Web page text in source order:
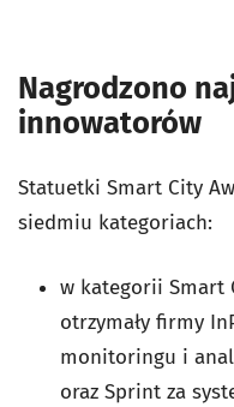
Nagrodzono
innowatorów
Statuetki Smart City
siedmiu kategoriach:
w kategorii Smart
otrzymały firmy
monitoringu i
oraz Sprint za